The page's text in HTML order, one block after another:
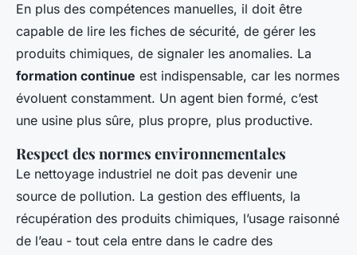
En plus des compétences manuelles, il doit être
capable de lire les fiches de sécurité, de gérer les
produits chimiques, de signaler les anomalies. La
formation continue est indispensable, car les normes
évoluent constamment. Un agent bien formé, c’est
une usine plus sûre, plus propre, plus productive.
Respect des normes environnementales
Le nettoyage industriel ne doit pas devenir une
source de pollution. La gestion des effluents, la
récupération des produits chimiques, l’usage raisonné
de l’eau - tout cela entre dans le cadre des